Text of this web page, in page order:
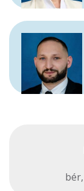
bér,